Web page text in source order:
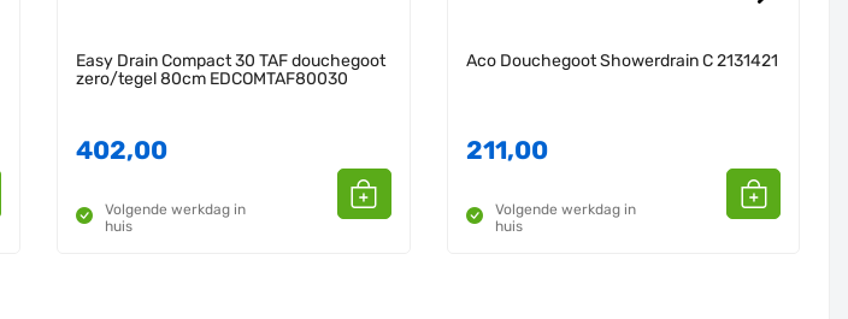
Easy Drain Compact 30 TAF douchegoot
zero/tegel 80cm EDCOMTAF80030
402,00
Volgende werkdag in
huis
Aco Douchegoot Showerdrain C 2131421
211,00
Volgende werkdag in
huis